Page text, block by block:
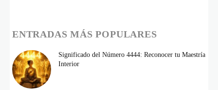
ENTRADAS MÁS POPULARES
Significado del Número 4444: Reconocer tu Maestría
Interior